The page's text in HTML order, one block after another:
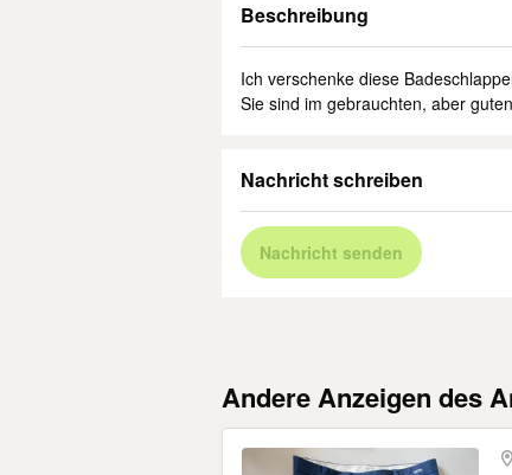
Beschreibung
Ich verschenke diese
Sie sind im gebrauchten, aber
Nachricht schreiben
Nachricht senden
Andere Anzeigen des